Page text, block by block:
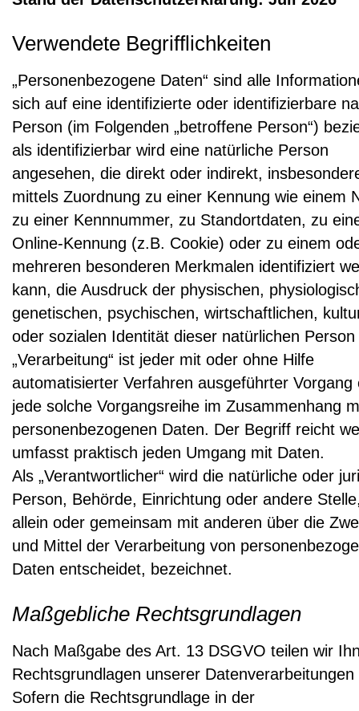
Verwendete Begrifflichkeiten
„Personenbezogene Daten“ sind alle
sich auf eine identifizierte oder identifizierbare
Person (im Folgenden „betroffene Person“)
als identifizierbar wird eine natürliche Person
angesehen, die direkt oder indirekt,
mittels Zuordnung zu einer Kennung wie einem
zu einer Kennnummer, zu Standortdaten, zu
Online-Kennung (z.B. Cookie) oder zu einem
mehreren besonderen Merkmalen identifiziert
kann, die Ausdruck der physischen,
genetischen, psychischen, wirtschaftlichen,
oder sozialen Identität dieser natürlichen Person
„Verarbeitung“ ist jeder mit oder ohne Hilfe
automatisierter Verfahren ausgeführter Vorgang
jede solche Vorgangsreihe im Zusammenhang
personenbezogenen Daten. Der Begriff reicht
umfasst praktisch jeden Umgang mit Daten.
Als „Verantwortlicher“ wird die natürliche oder
Person, Behörde, Einrichtung oder andere
allein oder gemeinsam mit anderen über die
und Mittel der Verarbeitung von
Daten entscheidet, bezeichnet.
Maßgebliche Rechtsgrundlagen
Nach Maßgabe des Art. 13 DSGVO teilen wir
Rechtsgrundlagen unserer Datenverarbeitungen
Sofern die Rechtsgrundlage in der